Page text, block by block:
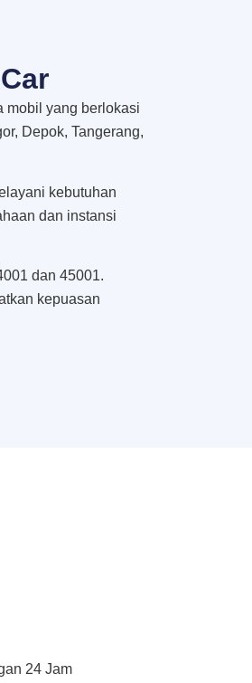
mobil yang berlokasi
Depok, Tangerang,
kebutuhan
dan instansi
dan 45001.
kepuasan
24 Jam